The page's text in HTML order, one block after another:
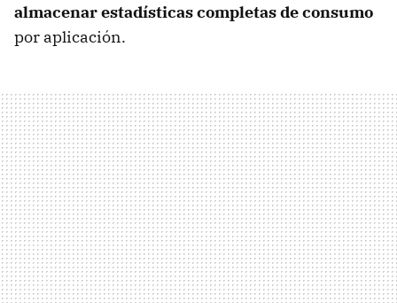
almacenar estadísticas completas de consumo
por aplicación.